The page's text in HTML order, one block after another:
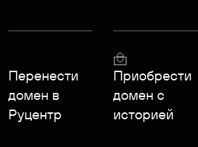
Перенести
домен в
Руцентр
Приобрести
домен с
историей